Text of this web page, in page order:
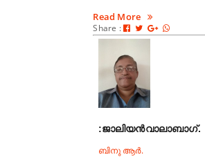
Read More
Share :
:ജാലിയൻവാലാബാഗ്.
ബിനു ആർ.